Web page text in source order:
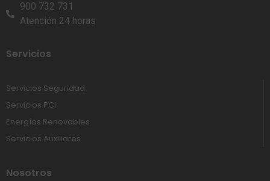
900 732 731
Atención 24 horas
Servicios
Servicios Seguridad
Servicios PCI
Energías Renovables
Servicios Auxiliares
Nosotros